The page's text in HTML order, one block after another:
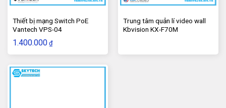
Thiết bị mạng Switch PoE
Vantech VPS-04
1.400.000 ₫
Trung tâm quản lí video wall
Kbvision KX-F70M